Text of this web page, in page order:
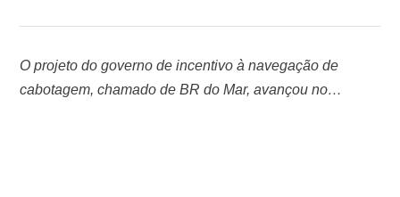
O projeto do governo de incentivo à navegação de
cabotagem, chamado de BR do Mar, avançou no